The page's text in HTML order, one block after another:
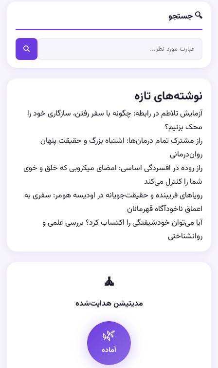
🔍 جستجو
نوشته‌های تازه
آزمایش تلاطم در رابطه: چگونه با سفر رفتن، سازگاری خود را
محک بزنیم؟
راز مشترک تمام درمان‌ها: اشتباه بزرگ و حقیقت پنهان
روان‌درمانی
راز روده در افسردگی اساسی: امضای میکروبی که خلق و خوی
شما را کنترل می‌کند
رویاهای فریبنده و حقیقت‌جویانه در اودیسه هومر: سفری به
اعماق ناخودآگاه قهرمانان
آیا می‌توان خودشیفتگی را اکتساب کرد؟ بررسی علمی و
روانشناختی
🧘
مدیتیشن هدایت‌شده
🌿
آماده